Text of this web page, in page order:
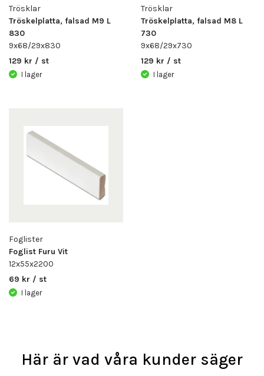
Trösklar
Tröskelplatta, falsad M9 L
830
9x68/29x830
129 kr / st
I lager
Trösklar
Tröskelplatta, falsad M8 L
730
9x68/29x730
129 kr / st
I lager
Foglister
Foglist Furu Vit
12x55x2200
69 kr / st
I lager
Här är vad våra kunder säger